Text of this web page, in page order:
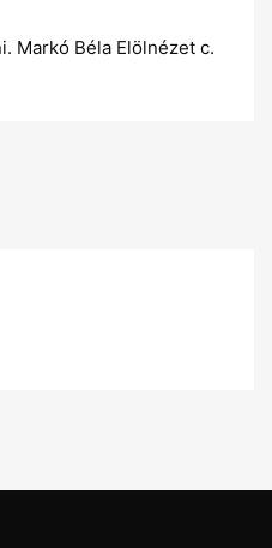
Markó Béla Elölnézet c.